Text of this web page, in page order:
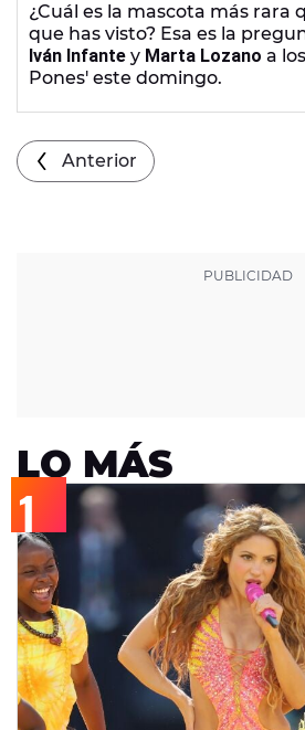
¿Cuál es la mascota más rara
que has visto? Esa es la
Iván Infante y Marta Lozano a
Pones' este domingo.
Anterior
LO MÁS